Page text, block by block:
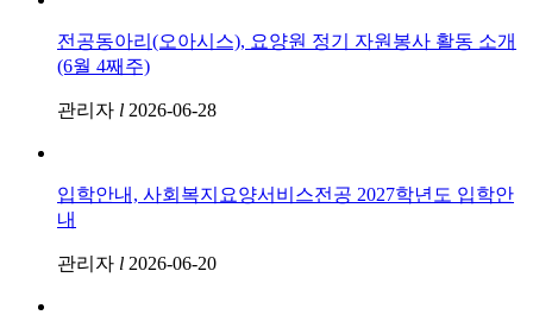
전공동아리(오아시스), 요양원 정기 자원봉사 활동 소개
(6월 4째주)
관리자 l 2026-06-28
입학안내, 사회복지요양서비스전공 2027학년도 입학안
내
관리자 l 2026-06-20